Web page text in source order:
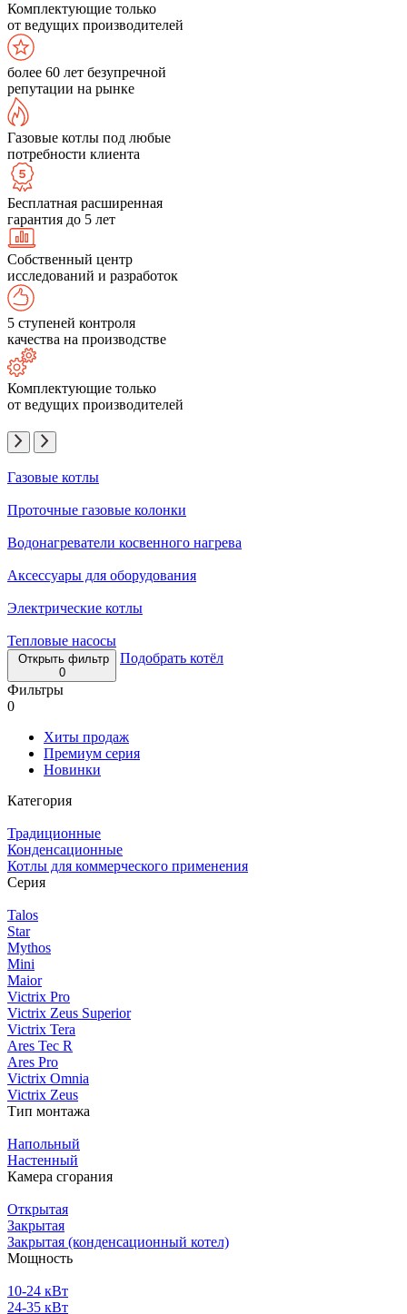
Комплектующие только
от ведущих производителей
более 60 лет безупречной
репутации на рынке
Газовые котлы под любые
потребности клиента
Бесплатная расширенная
гарантия до 5 лет
Собственный центр
исследований и разработок
5 ступеней контроля
качества на производстве
Комплектующие только
от ведущих производителей
Газовые котлы
Проточные газовые колонки
Водонагреватели косвенного нагрева
Аксессуары для оборудования
Электрические котлы
Тепловые насосы
Открыть фильтр
0
Подобрать котёл
Фильтры
0
Хиты продаж
Премиум серия
Новинки
Категория
Традиционные
Конденсационные
Котлы для коммерческого применения
Серия
Talos
Star
Mythos
Mini
Maior
Victrix Pro
Victrix Zeus Superior
Victrix Tera
Ares Tec R
Ares Pro
Victrix Omnia
Victrix Zeus
Тип монтажа
Напольный
Настенный
Камера сгорания
Открытая
Закрытая
Закрытая (конденсационный котел)
Мощность
10-24 кВт
24-35 кВт